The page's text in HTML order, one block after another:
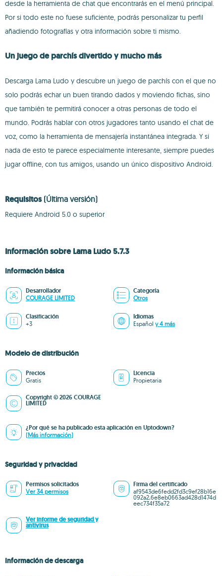
desde la herramienta de chat que encontrarás en el menú principal.
Por si todo este no fuese suficiente, podrás personalizar tu perfil
añadiendo fotografías y otra información sobre ti mismo.
Un juego de parchís divertido y mucho más
Descarga Lama Ludo y descubre un juego de parchís con el que no
solo podrás echar un buen tirando dados y moviendo fichas, sino
que también te permitirá conocer a otras personas de todo el
mundo. Podrás hablar con otros jugadores tanto usando el chat de
voz, como la herramienta de mensajería instantánea integrada. Y si
nada de esto te parece especialmente interesante, siempre puedes
jugar offline, con tus amigos, usando un único dispositivo Android.
Requisitos (Última versión)
Requiere Android 5.0 o superior
Información sobre Lama Ludo 5.7.3
Información básica
Desarrollador
COURAGE LIMITED
Categoría
Otros
Clasificación
+3
Idiomas
Español y 4 más
Modelo de distribución
Precios
Gratis
Licencia
Propietaria
Copyright © 2026 COURAGE
LIMITED
¿Por qué se ha publicado esta aplicación en Uptodown?
(Más información)
Seguridad y privacidad
Permisos solicitados
Ver 34 permisos
Firma del certificado
af9543de6fedd2fd3c9ef28b16e
092a2,6e8eb0663ad428d1474d
eec734f35a72
Ver informe de seguridad y
antivirus
Información de descarga